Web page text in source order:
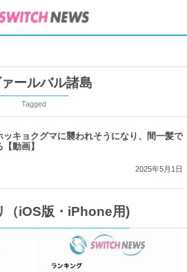
ールバル諸島
Tagged
ッキョクグマに襲われそうになり、間一髪で
動画】
2025年5月1日
iOS版・iPhone用)